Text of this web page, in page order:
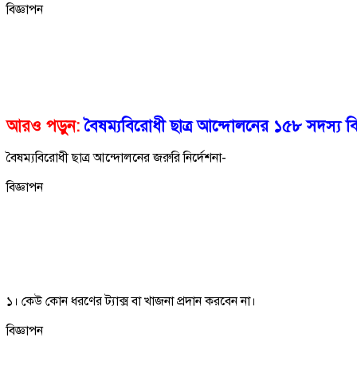
বিজ্ঞাপন
আরও পড়ুন:বৈষম্যবিরোধী ছাত্র আন্দোলনের ১৫৮ সদস্য
বৈষম্যবিরোধী ছাত্র আন্দোলনের জরুরি নির্দেশনা-
বিজ্ঞাপন
১। কেউ কোন ধরণের ট্যাক্স বা খাজনা প্রদান করবেন না।
বিজ্ঞাপন